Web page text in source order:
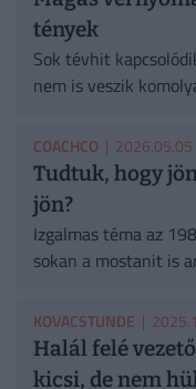
tények
Sok tévhit
nem is veszik
COACHCO | 2026.05.05
Tudtuk, hogy
jön?
Izgalmas téma az
sokan a mostanit is
KOVACSTUNDE |
Halál felé
kicsi, de nem